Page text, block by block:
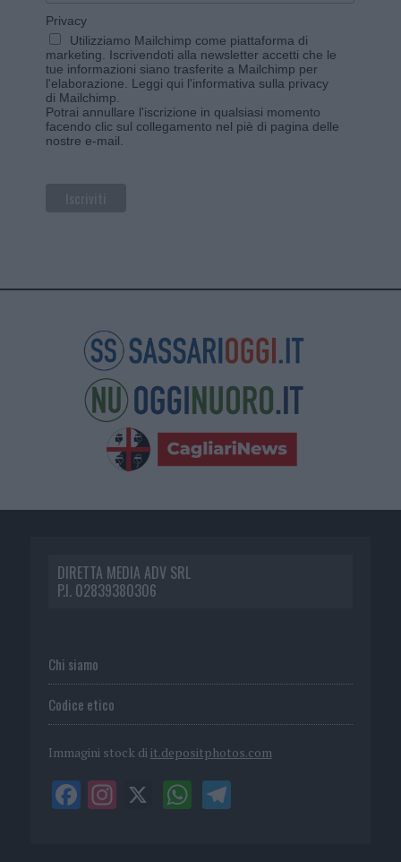
Privacy
Utilizziamo Mailchimp come piattaforma di
marketing. Iscrivendoti alla newsletter accetti che le
tue informazioni siano trasferite a Mailchimp per
l'elaborazione. Leggi qui l'informativa sulla privacy
di Mailchimp
Potrai annullare l'iscrizione in qualsiasi momento
facendo clic sul collegamento nel piè di pagina delle
nostre e-mail.
DIRETTA MEDIA ADV SRL
P.I. 02839380306
Chi siamo
Codice etico
Immagini stock di it.depositphotos.com